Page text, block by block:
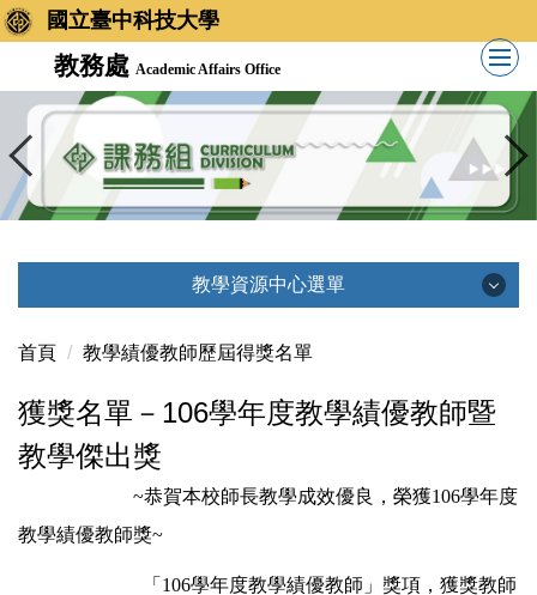
國立臺中科技大學
教務處 Academic Affairs Office
教學資源中心選單
教學資源中心選單
教學資源中心簡介
相關法規
首頁 教學績優教師歷屆得獎名單
獲獎名單－106學年度教學績優教師暨
教學傑出獎
~恭賀本校師長教學成效優良，榮獲106學年度
教學績優教師獎~
「106學年度教學績優教師」獎項，獲獎教師